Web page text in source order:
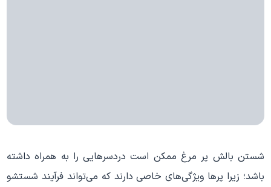
شستن بالش پر مرغ ممکن است دردسرهایی را به همراه داشته
باشد؛ زیرا پرها ویژگی‌های خاصی دارند که می‌تواند فرآیند شستشو